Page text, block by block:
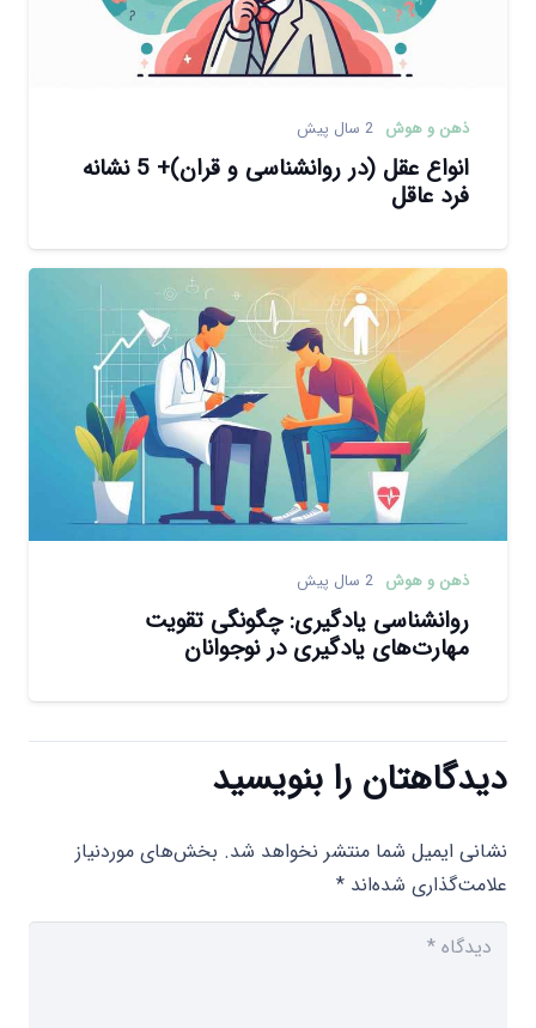
ذهن و هوش 2 سال پیش
انواع عقل (در روانشناسی و قران)+ 5 نشانه
فرد عاقل
ذهن و هوش 2 سال پیش
روانشناسی یادگیری: چگونگی تقویت
مهارت‌های یادگیری در نوجوانان
دیدگاهتان را بنویسید
نشانی ایمیل شما منتشر نخواهد شد. بخش‌های موردنیاز
علامت‌گذاری شده‌اند *